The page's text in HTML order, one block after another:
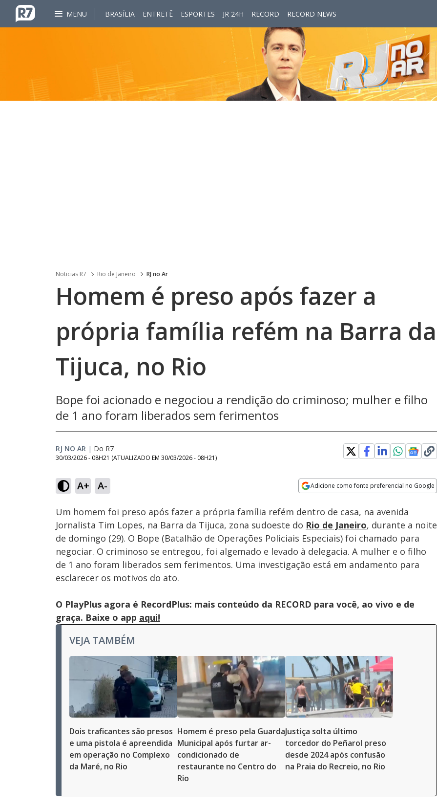
MENU BRASÍLIA ENTRETÊ ESPORTES JR 24H RECORD RECORD NEWS
Noticias R7 Rio de Janeiro RJ no Ar
Homem é preso após fazer a
própria família refém na Barra da
Tijuca, no Rio
Bope foi acionado e negociou a rendição do criminoso; mulher e filho
de 1 ano foram liberados sem ferimentos
RJ NO AR | Do R7
30/03/2026 - 08H21 (ATUALIZADO EM 30/03/2026 - 08H21)
A+ A- Adicione como fonte preferencial no Google
uma pistola é apreendida em
operação no Complexo da
Maré, no Rio
Ativar
Som
Velocidade
Um homem foi preso após fazer a própria família refém dentro de casa, na avenida
Jornalista Tim Lopes, na Barra da Tijuca, zona sudoeste do Rio de Janeiro, durante a noite
de domingo (29). O Bope (Batalhão de Operações Policiais Especiais) foi chamado para
negociar. O criminoso se entregou, foi algemado e levado à delegacia. A mulher e o filho
de 1 ano foram liberados sem ferimentos. Uma investigação está em andamento para
esclarecer os motivos do ato.
O PlayPlus agora é RecordPlus: mais conteúdo da RECORD para você, ao vivo e de
graça. Baixe o app aqui!
VEJA TAMBÉM
Dois traficantes são presos
e uma pistola é apreendida
em operação no Complexo
da Maré, no Rio
Homem é preso pela Guarda
Municipal após furtar ar-
condicionado de
restaurante no Centro do
Rio
Justiça solta último
torcedor do Peñarol preso
desde 2024 após confusão
na Praia do Recreio, no Rio